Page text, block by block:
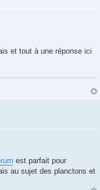
et tout à une réponse ici
est parfait pour
au sujet des planctons et